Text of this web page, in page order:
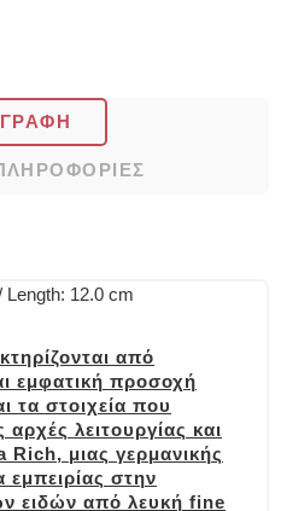
Length: 12.0 cm
από
εμφατική προσοχή
τα στοιχεία που
αρχές λειτουργίας και
μιας γερμανικής
εμπειρίας στην
ειδών από λευκή fine